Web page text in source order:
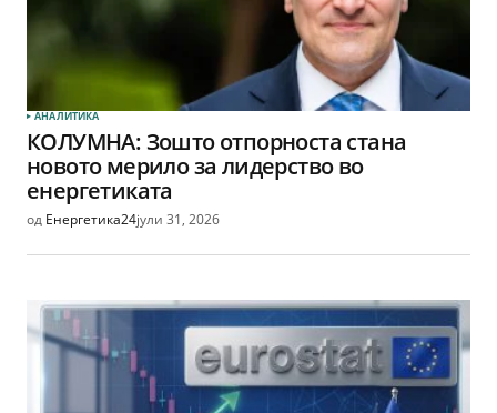
АНАЛИТИКА
КОЛУМНА: Зошто отпорноста стана
новото мерило за лидерство во
енергетиката
од Енергетика24јули 31, 2026